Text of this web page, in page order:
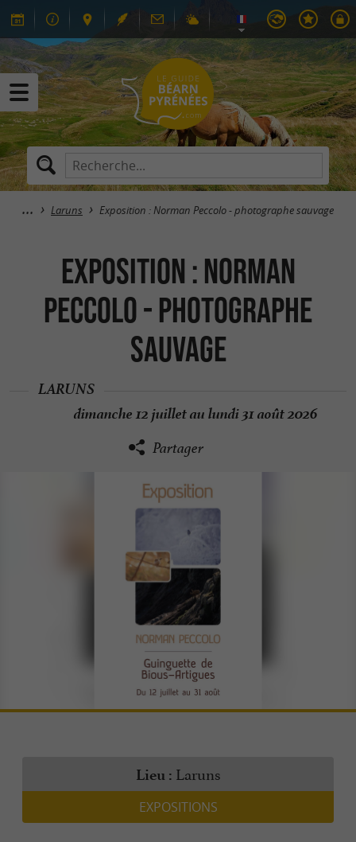
Laruns Exposition : Norman Peccolo - photographe sauvage
Exposition : Norman
Peccolo - photographe
sauvage
LARUNS
dimanche 12 juillet au lundi 31 août 2026
Partager
Lieu : Laruns
EXPOSITIONS